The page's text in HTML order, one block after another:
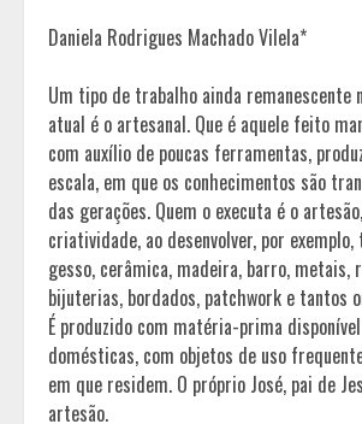
Daniela Rodrigues Machado Vilela*
Um tipo de trabalho ainda remanescente
atual é o artesanal. Que é aquele feito
com auxílio de poucas ferramentas,
escala, em que os conhecimentos são
das gerações. Quem o executa é o
criatividade, ao desenvolver, por
gesso, cerâmica, madeira, barro, metais,
bijuterias, bordados, patchwork e tantos
É produzido com matéria-prima
domésticas, com objetos de uso
em que residem. O próprio José, pai de
artesão.